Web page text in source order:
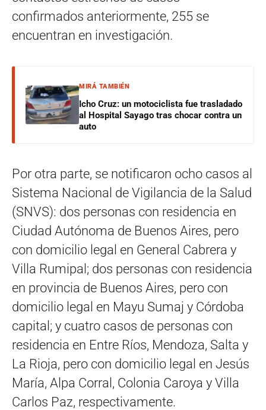
confirmados anteriormente, 255 se
encuentran en investigación.
MIRÁ TAMBIÉN
Icho Cruz: un motociclista fue trasladado
al Hospital Sayago tras chocar contra un
auto
Por otra parte, se notificaron ocho casos al
Sistema Nacional de Vigilancia de la Salud
(SNVS): dos personas con residencia en
Ciudad Autónoma de Buenos Aires, pero
con domicilio legal en General Cabrera y
Villa Rumipal; dos personas con residencia
en provincia de Buenos Aires, pero con
domicilio legal en Mayu Sumaj y Córdoba
capital; y cuatro casos de personas con
residencia en Entre Ríos, Mendoza, Salta y
La Rioja, pero con domicilio legal en Jesús
María, Alpa Corral, Colonia Caroya y Villa
Carlos Paz, respectivamente.